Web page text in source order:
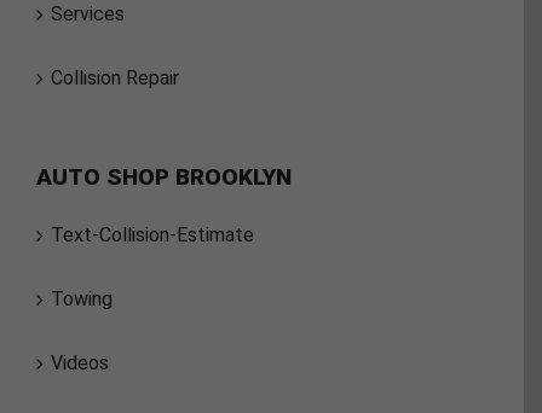
Services
Collision Repair
AUTO SHOP BROOKLYN
Text-Collision-Estimate
Towing
Videos